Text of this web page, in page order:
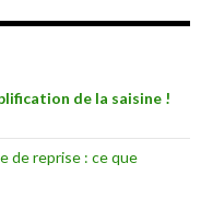
de la saisine !
de reprise : ce que